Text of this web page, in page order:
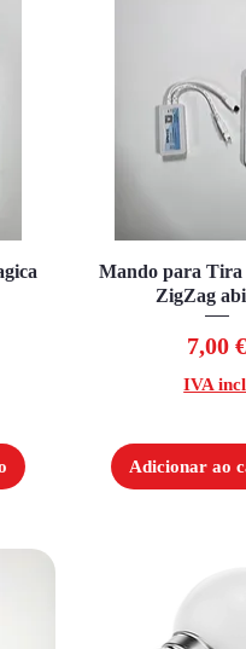
Visualização
Mando para Tira
ZigZag
Preço
7,00 €
IVA
Adicionar ao